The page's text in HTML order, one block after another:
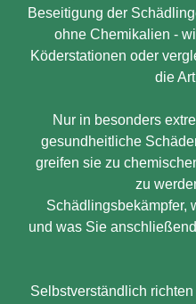
Beseitigung der
ohne Chemikalien -
Köderstationen oder
die
Nur in besonders
gesundheitliche
greifen sie zu
zu
Schädlingsbekämpfer,
und was Sie
Selbstverständlich